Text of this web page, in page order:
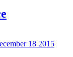
18 2015